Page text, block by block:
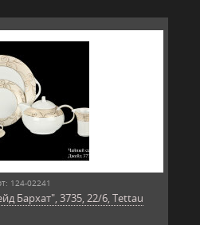
124-02241
Бархат", 3735, 22/6, Tettau